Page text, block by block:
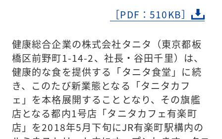
［PDF：510KB］
健康総合企業の株式会社タニタ（東京都板
橋区前野町1-14-2、社長・谷田千里）は、
健康的な食を提供する「タニタ食堂」に続
き、このたび新業態となる「タニタカフ
ェ」を本格展開することとなり、その旗艦
店となる都内1号店「タニタカフェ有楽町
店」を2018年5月下旬にJR有楽町駅構内の